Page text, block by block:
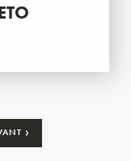
›